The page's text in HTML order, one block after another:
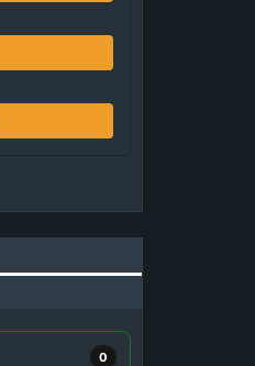
0